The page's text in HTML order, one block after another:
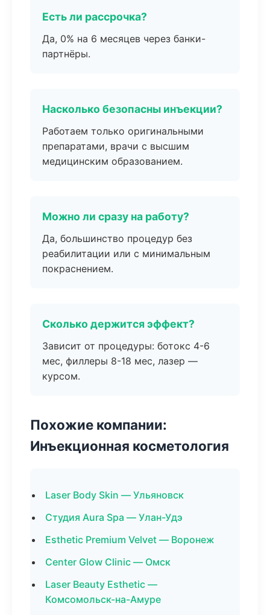
Есть ли рассрочка?
Да, 0% на 6 месяцев через банки-
партнёры.
Насколько безопасны инъекции?
Работаем только оригинальными
препаратами, врачи с высшим
медицинским образованием.
Можно ли сразу на работу?
Да, большинство процедур без
реабилитации или с минимальным
покраснением.
Сколько держится эффект?
Зависит от процедуры: ботокс 4-6
мес, филлеры 8-18 мес, лазер —
курсом.
Похожие компании:
Инъекционная косметология
Laser Body Skin — Ульяновск
Студия Aura Spa — Улан-Удэ
Esthetic Premium Velvet — Воронеж
Center Glow Clinic — Омск
Laser Beauty Esthetic —
Комсомольск-на-Амуре